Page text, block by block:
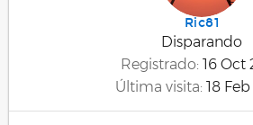
Ric81
Disparando
Registrado 16 Oct
Última visita 18